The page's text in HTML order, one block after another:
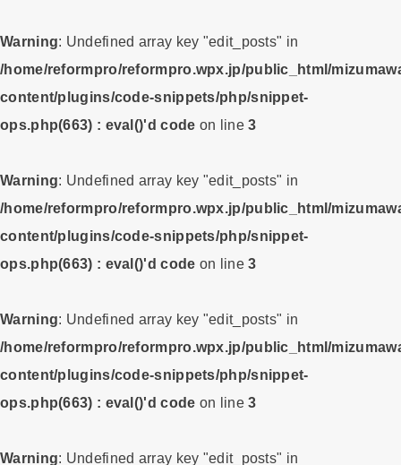
Warning: Undefined array key "edit_posts" in
/home/reformpro/reformpro.wpx.jp/public_html/
content/plugins/code-snippets/php/snippet-
ops.php(663) : eval()'d code on line3
Warning: Undefined array key "edit_posts" in
/home/reformpro/reformpro.wpx.jp/public_html/
content/plugins/code-snippets/php/snippet-
ops.php(663) : eval()'d code on line3
Warning: Undefined array key "edit_posts" in
/home/reformpro/reformpro.wpx.jp/public_html/
content/plugins/code-snippets/php/snippet-
ops.php(663) : eval()'d code on line3
Warning: Undefined array key "edit_posts" in